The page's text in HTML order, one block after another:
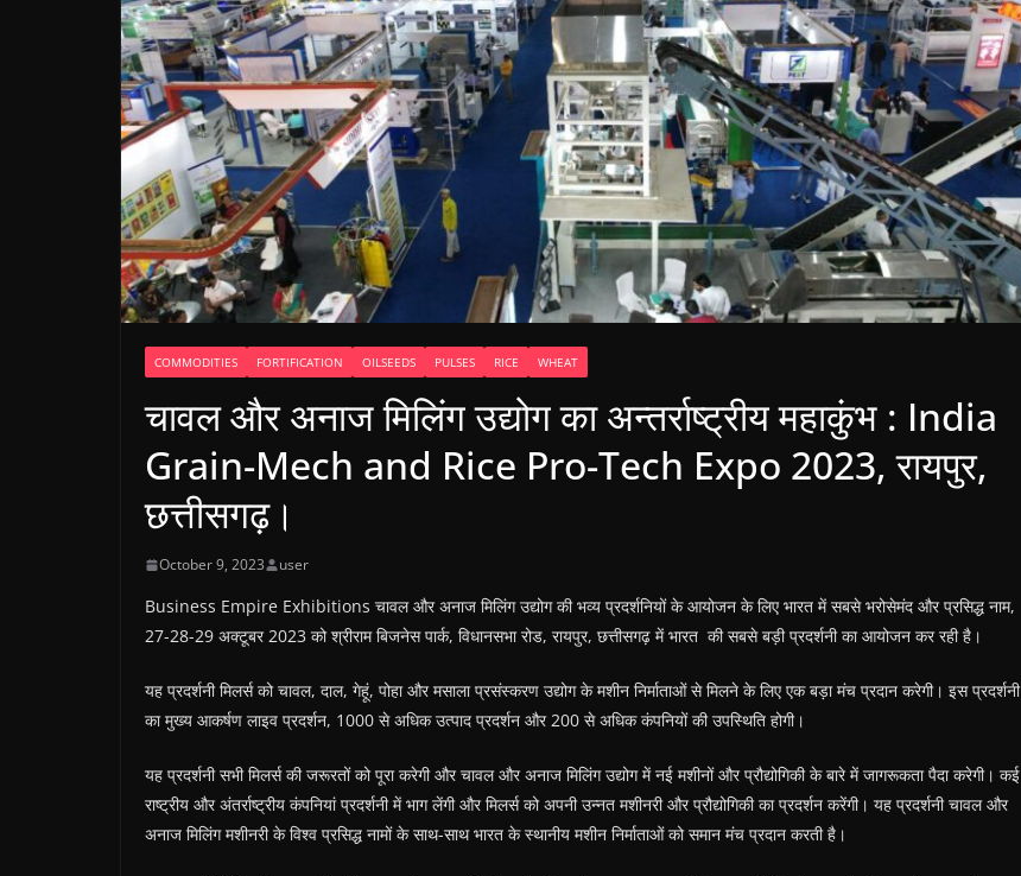
COMMODITIES FORTIFICATION OILSEEDS PULSES RICE WHEAT
चावल और अनाज मिलिंग उद्योग का अन्तर्राष्ट्रीय महाकुंभ : India
Grain-Mech and Rice Pro-Tech Expo 2023, रायपुर,
छत्तीसगढ़।
October 9, 2023 user
Business Empire Exhibitions चावल और अनाज मिलिंग उद्योग की भव्य प्रदर्शनियों के आयोजन के लिए भारत में सबसे भरोसेमंद और प्रसिद्ध नाम,
27-28-29 अक्टूबर 2023 को श्रीराम बिजनेस पार्क, विधानसभा रोड, रायपुर, छत्तीसगढ़ में भारत की सबसे बड़ी प्रदर्शनी का आयोजन कर रही है।
यह प्रदर्शनी मिलर्स को चावल, दाल, गेहूं, पोहा और मसाला प्रसंस्करण उद्योग के मशीन निर्माताओं से मिलने के लिए एक बड़ा मंच प्रदान करेगी। इस प्रदर्शनी
का मुख्य आकर्षण लाइव प्रदर्शन, 1000 से अधिक उत्पाद प्रदर्शन और 200 से अधिक कंपनियों की उपस्थिति होगी।
यह प्रदर्शनी सभी मिलर्स की जरूरतों को पूरा करेगी और चावल और अनाज मिलिंग उद्योग में नई मशीनों और प्रौद्योगिकी के बारे में जागरूकता पैदा करेगी। कई
राष्ट्रीय और अंतर्राष्ट्रीय कंपनियां प्रदर्शनी में भाग लेंगी और मिलर्स को अपनी उन्नत मशीनरी और प्रौद्योगिकी का प्रदर्शन करेंगी। यह प्रदर्शनी चावल और
अनाज मिलिंग मशीनरी के विश्व प्रसिद्ध नामों के साथ-साथ भारत के स्थानीय मशीन निर्माताओं को समान मंच प्रदान करती है।